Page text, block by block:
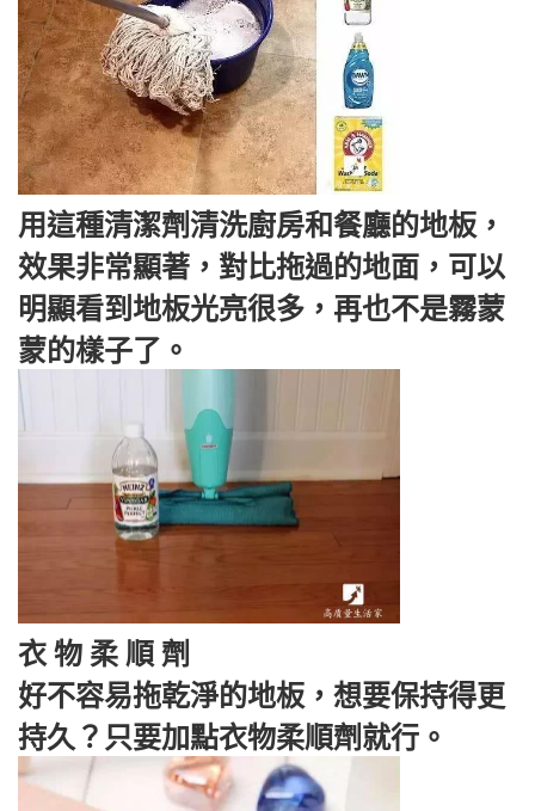
用這種清潔劑清洗廚房和餐廳的地板，
效果非常顯著，對比拖過的地面，可以
明顯看到地板光亮很多，再也不是霧蒙
蒙的樣子了。
衣 物 柔 順 劑
好不容易拖乾淨的地板，想要保持得更
持久？只要加點衣物柔順劑就行。